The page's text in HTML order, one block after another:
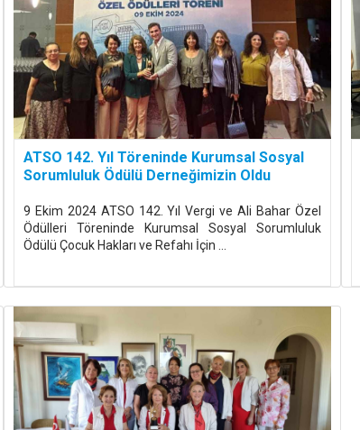
ATSO 142. Yıl Töreninde Kurumsal Sosyal
Sorumluluk Ödülü Derneğimizin Oldu
9 Ekim 2024 ATSO 142. Yıl Vergi ve Ali Bahar Özel
Ödülleri Töreninde Kurumsal Sosyal Sorumluluk
Ödülü Çocuk Hakları ve Refahı İçin ...